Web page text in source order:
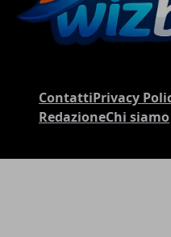
ContattiPrivacy
RedazioneChi siamo